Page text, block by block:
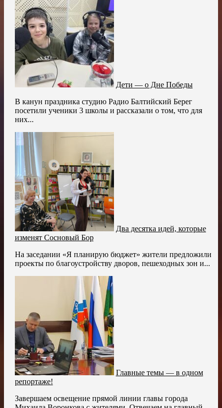
Дети — о Дне Победы
В канун праздника студию Радио Балтийский Берег
посетили ученики 3 школы и рассказали о том, что для
них...
Два десятка идей, которые
изменят Сосновый Бор
На заседании «Я планирую бюджет» жители предложили
проекты по благоустройству дворов, пешеходных зон и...
Главные темы — в одном
репортаже!
Завершаем освещение прямой линии главы города